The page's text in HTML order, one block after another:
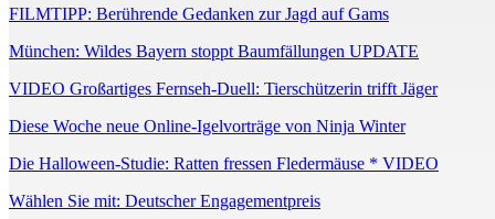
FILMTIPP: Berührende Gedanken zur Jagd auf Gams
München: Wildes Bayern stoppt Baumfällungen UPDATE
VIDEO Großartiges Fernseh-Duell: Tierschützerin trifft Jäger
Diese Woche neue Online-Igelvorträge von Ninja Winter
Die Halloween-Studie: Ratten fressen Fledermäuse * VIDEO
Wählen Sie mit: Deutscher Engagementpreis